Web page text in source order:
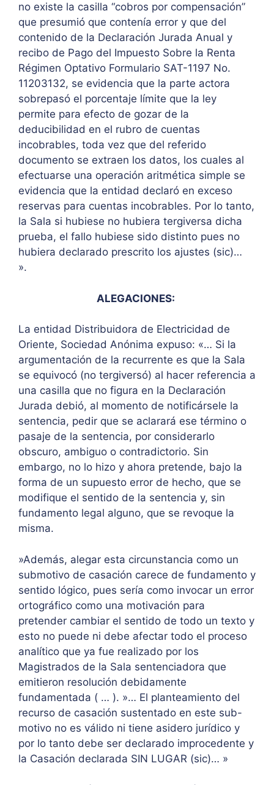
no existe la casilla “cobros por compensación”
que presumió que contenía error y que del
contenido de la Declaración Jurada Anual y
recibo de Pago del Impuesto Sobre la Renta
Régimen Optativo Formulario SAT-1197 No.
11203132, se evidencia que la parte actora
sobrepasó el porcentaje límite que la ley
permite para efecto de gozar de la
deducibilidad en el rubro de cuentas
incobrables, toda vez que del referido
documento se extraen los datos, los cuales al
efectuarse una operación aritmética simple se
evidencia que la entidad declaró en exceso
reservas para cuentas incobrables. Por lo tanto,
la Sala si hubiese no hubiera tergiversa dicha
prueba, el fallo hubiese sido distinto pues no
hubiera declarado prescrito los ajustes (sic)…
».
ALEGACIONES:
La entidad Distribuidora de Electricidad de
Oriente, Sociedad Anónima expuso: «… Si la
argumentación de la recurrente es que la Sala
se equivocó (no tergiversó) al hacer referencia a
una casilla que no figura en la Declaración
Jurada debió, al momento de notificársele la
sentencia, pedir que se aclarará ese término o
pasaje de la sentencia, por considerarlo
obscuro, ambiguo o contradictorio. Sin
embargo, no lo hizo y ahora pretende, bajo la
forma de un supuesto error de hecho, que se
modifique el sentido de la sentencia y, sin
fundamento legal alguno, que se revoque la
misma.
»Además, alegar esta circunstancia como un
submotivo de casación carece de fundamento y
sentido lógico, pues sería como invocar un error
ortográfico como una motivación para
pretender cambiar el sentido de todo un texto y
esto no puede ni debe afectar todo el proceso
analítico que ya fue realizado por los
Magistrados de la Sala sentenciadora que
emitieron resolución debidamente
fundamentada ( … ). »… El planteamiento del
recurso de casación sustentado en este sub-
motivo no es válido ni tiene asidero jurídico y
por lo tanto debe ser declarado improcedente y
la Casación declarada SIN LUGAR (sic)… »